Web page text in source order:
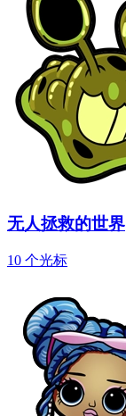
无人拯救的世界
10 个光标